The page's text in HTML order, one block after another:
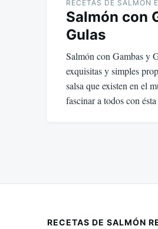
RECETAS DE SALMON
Salmón con
Gulas
Salmón con Gambas y
exquisitas y simples
salsa que existen en el
fascinar a todos con
RECETAS DE SALMÓN